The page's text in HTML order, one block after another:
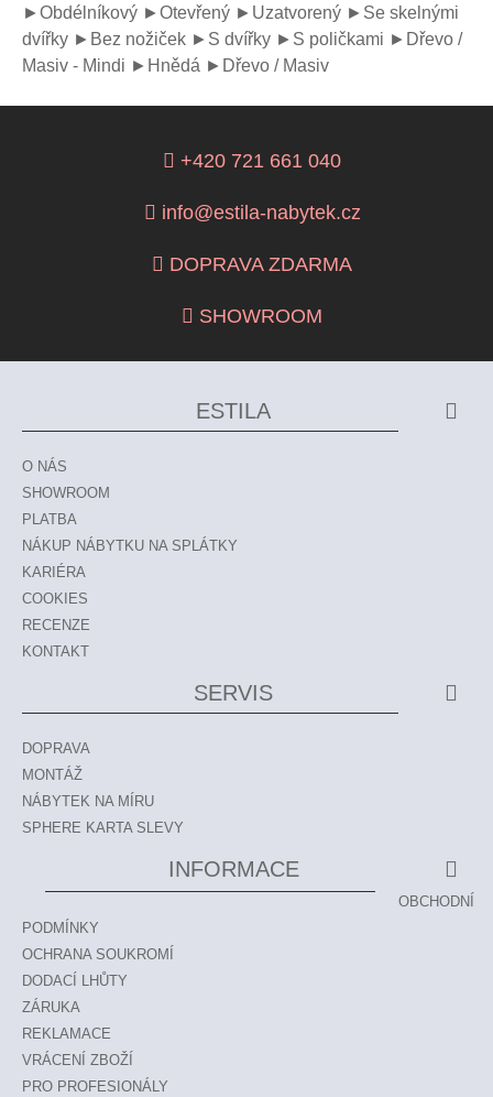
►Obdélníkový ►Otevřený ►Uzatvorený ►Se skelnými
dvířky ►Bez nožiček ►S dvířky ►S poličkami ►Dřevo /
Masiv - Mindi ►Hnědá ►Dřevo / Masiv
+420 721 661 040
info@estila-nabytek.cz
DOPRAVA ZDARMA
SHOWROOM
ESTILA
O NÁS
SHOWROOM
PLATBA
NÁKUP NÁBYTKU NA SPLÁTKY
KARIÉRA
COOKIES
RECENZE
KONTAKT
SERVIS
DOPRAVA
MONTÁŽ
NÁBYTEK NA MÍRU
SPHERE KARTA SLEVY
INFORMACE
OBCHODNÍ
PODMÍNKY
OCHRANA SOUKROMÍ
DODACÍ LHŮTY
ZÁRUKA
REKLAMACE
VRÁCENÍ ZBOŽÍ
PRO PROFESIONÁLY